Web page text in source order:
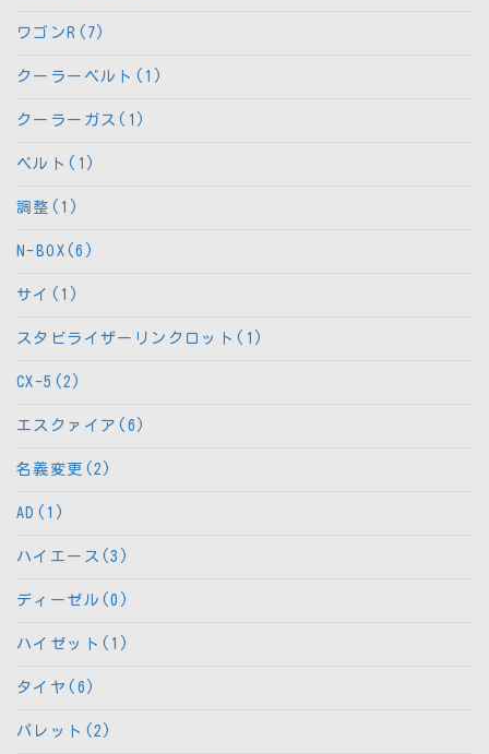
ワゴンR(7)
クーラーベルト(1)
クーラーガス(1)
ベルト(1)
調整(1)
N-BOX(6)
サイ(1)
スタビライザーリンクロット(1)
CX-5(2)
エスクァイア(6)
名義変更(2)
AD(1)
ハイエース(3)
ディーゼル(0)
ハイゼット(1)
タイヤ(6)
パレット(2)